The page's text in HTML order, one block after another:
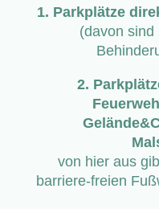
1. Parkplätze
(davon sind
2.
von hier aus
barriere-freien